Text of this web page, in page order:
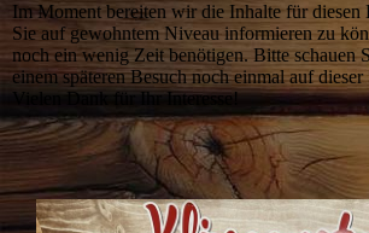
Im Moment bereiten wir die Inhalte für diesen
Sie auf gewohntem Niveau informieren zu
noch ein wenig Zeit benötigen. Bitte schauen
einem späteren Besuch noch einmal auf
Vielen Dank für Ihr Interesse!